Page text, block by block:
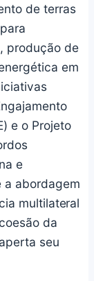
de terras
produção de
em
e o Projeto
e
a abordagem
multilateral
da
seu